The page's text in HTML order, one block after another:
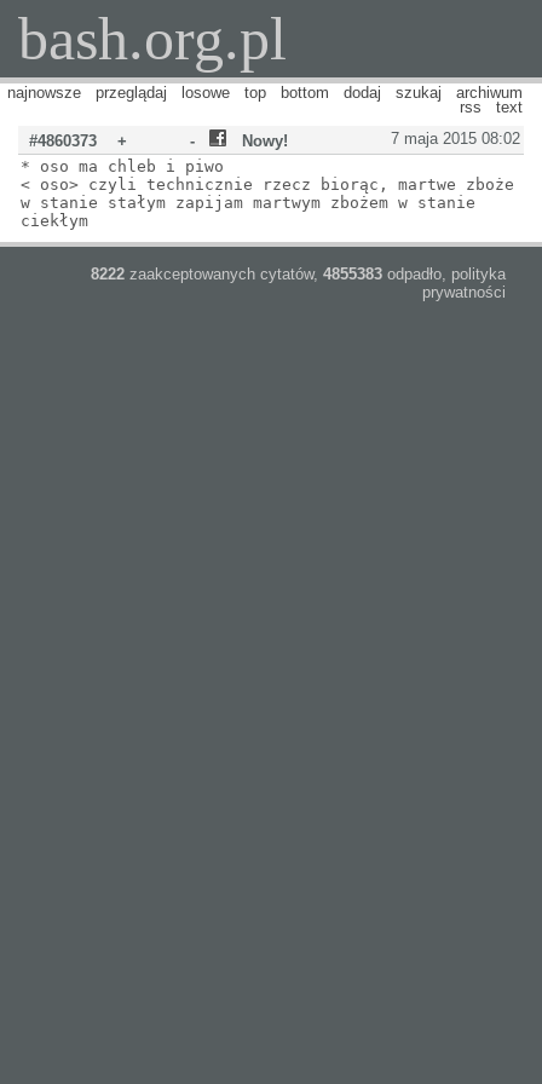
bash.org.pl
najnowsze przeglądaj losowe top bottom dodaj szukaj
archiwum
rss
text
7 maja 2015 08:02
#4860373 + -
Nowy!
* oso ma chleb i piwo
< oso> czyli technicznie rzecz biorąc, martwe zboże
w stanie stałym zapijam martwym zbożem w stanie
ciekłym
8222 zaakceptowanych cytatów, 4855383 odpadło, polityka
prywatności